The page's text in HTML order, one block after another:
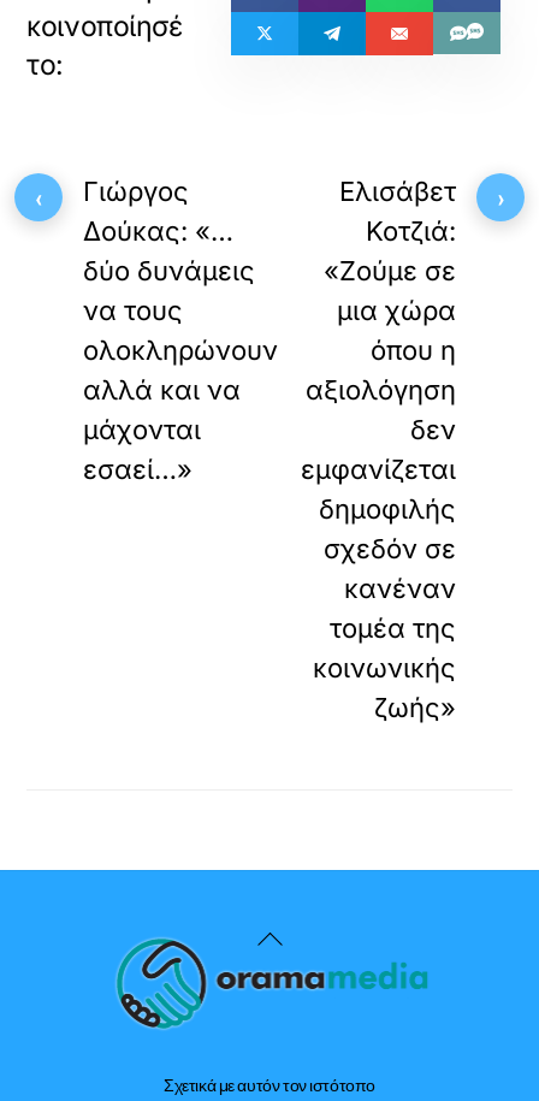
Γιώργος
Δούκας: «…
δύο δυνάμεις
να τους
ολοκληρώνουν
αλλά και να
μάχονται
εσαεί…»
Ελισάβετ
Κοτζιά:
«Ζούμε σε
μια χώρα
όπου η
αξιολόγηση
δεν
εμφανίζεται
δημοφιλής
σχεδόν σε
κανέναν
τομέα της
κοινωνικής
ζωής»
Back
To
Σχετικά με αυτόν τον ιστότοπο
‹ ›